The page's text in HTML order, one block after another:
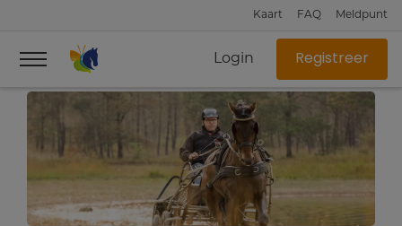
Kaart FAQ Meldpunt
Login Registreer